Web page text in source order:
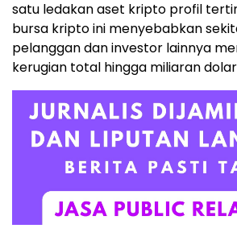
satu ledakan aset kripto profil
bursa kripto ini menyebabkan
pelanggan dan investor lainnya
kerugian total hingga miliaran